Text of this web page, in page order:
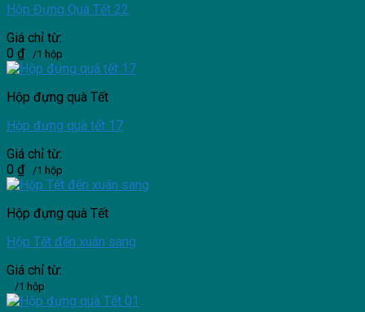
Hộp Đựng Quà Tết 22
Giá chỉ từ:
0 ₫ /1 hộp
Hộp đựng quà Tết
Hộp đựng quà tết 17
Giá chỉ từ:
0 ₫ /1 hộp
Hộp đựng quà Tết
Hộp Tết đến xuân sang
Giá chỉ từ:
/1 hộp